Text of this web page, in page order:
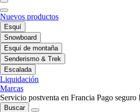
Nuevos productos
Esquí
Snowboard
Esquí de montaña
Senderismo & Trek
Escalada
Liquidación
Marcas
Servicio postventa en Francia Pago seguro
Buscar